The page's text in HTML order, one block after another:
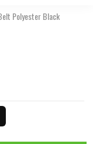
Polyester Black